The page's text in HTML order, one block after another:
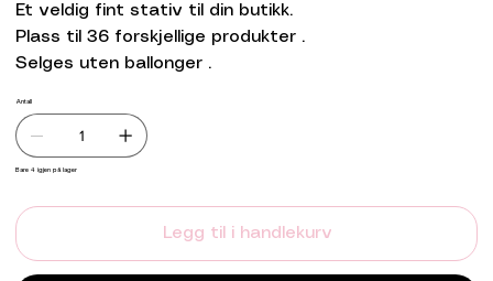
Et veldig fint stativ til din butikk.
Plass til 36 forskjellige produkter .
Selges uten ballonger .
Antall
Bare 4 igjen på lager
Legg til i handlekurv